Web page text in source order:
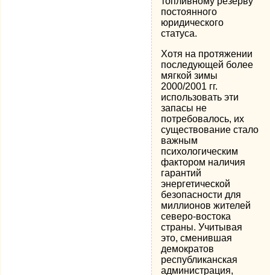
постоянного
юридического
статуса.
Хотя на протяжении
последующей более
мягкой зимы
2000/2001 гг.
использовать эти
запасы не
потребовалось, их
существование стало
важным
психологическим
фактором наличия
гарантий
энергетической
безопасности для
миллионов жителей
северо-востока
страны. Учитывая
это, сменившая
демократов
республиканская
администрация,